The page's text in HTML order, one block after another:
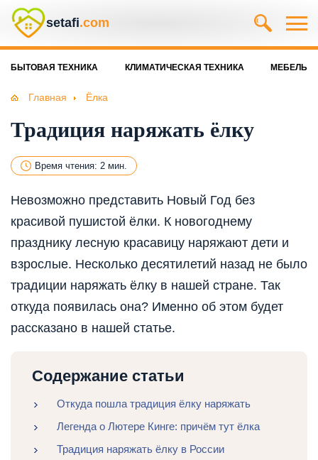
setafi.com
БЫТОВАЯ ТЕХНИКА КЛИМАТИЧЕСКАЯ ТЕХНИКА МЕБЕЛЬ
Главная Ёлка
Традиция наряжать ёлку
Время чтения: 2 мин.
Невозможно представить Новый Год без
красивой пушистой ёлки. К новогоднему
празднику лесную красавицу наряжают дети и
взрослые. Несколько десятилетий назад не было
традиции наряжать ёлку в нашей стране. Так
откуда появилась она? Именно об этом будет
рассказано в нашей статье.
Содержание статьи
Откуда пошла традиция ёлку наряжать
Легенда о Лютере Кинге: причём тут ёлка
Традиция наряжать ёлку в России